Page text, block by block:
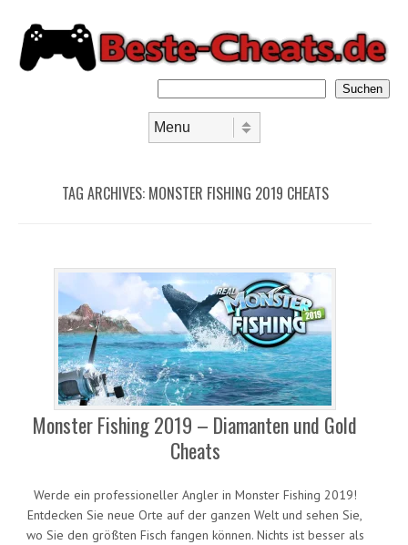
Suchen
TAG ARCHIVES: MONSTER FISHING 2019 CHEATS
Monster Fishing 2019 – Diamanten und Gold
Cheats
Werde ein professioneller Angler in Monster Fishing 2019!
Entdecken Sie neue Orte auf der ganzen Welt und sehen Sie,
wo Sie den größten Fisch fangen können. Nichts ist besser als